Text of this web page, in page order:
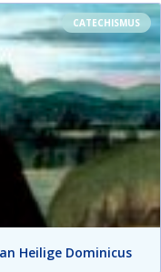
CATECHISMUS
Heilige Dominicus